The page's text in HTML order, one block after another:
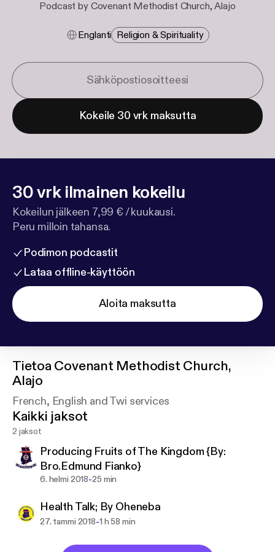
Podcast by Covenant Methodist Church, Alajo
Englanti Religion & Spirituality
Kokeile 30 vrk maksutta
30 vrk ilmainen kokeilu
Kokeilun jälkeen 7,99 € / kuukausi.
Peru milloin tahansa.
Podimon podcastit
Lataa offline-käyttöön
Aloita maksutta
Tietoa Covenant Methodist Church,
Alajo
French, English and Twi services
Kaikki jaksot
2 jaksot
Producing Fruits of The Kingdom {By:
Bro.Edmund Fianko}
6. helmi 2018-25 min
Health Talk; By Oheneba
27. tammi 2018-1 h 58 min